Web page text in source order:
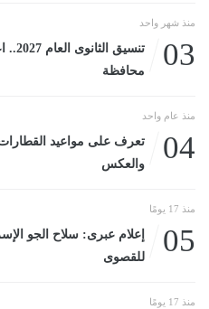
منذ شهر واحد
03
محافظة
منذ عام واحد
04
تعرف على مواعيد
والعكس
منذ 17 يومًا
05
إعلام عبرى: سلاح الجو
للقصوى
منذ 17 يومًا